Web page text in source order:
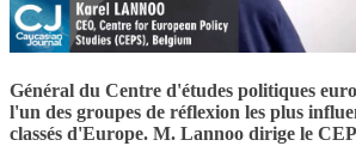
Général du Centre d'études politiques
l'un des groupes de réflexion les plus
classés d'Europe. M. Lannoo dirige le